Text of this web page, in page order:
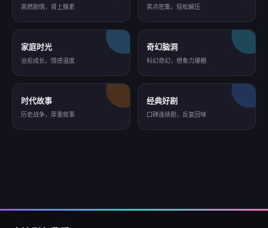
高燃剧情，肾上腺素 笑点密集，轻松解压
家庭时光
治愈成长，情感温度
奇幻脑洞
科幻奇幻，想象力爆棚
时代故事
历史战争，厚重叙事
经典好剧
口碑连续剧，反复回味